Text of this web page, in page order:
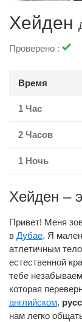
Хейден –
Привет! Меня
в Дубае. Я
атлетичным
естественной
тебе
которая
английском,
нам легко
Хейден
Проверено :
Время
1 Час
2 Часов
1 Ночь